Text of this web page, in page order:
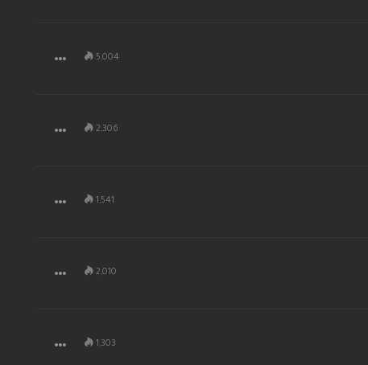
5,004
2,306
1,541
2,010
1,303